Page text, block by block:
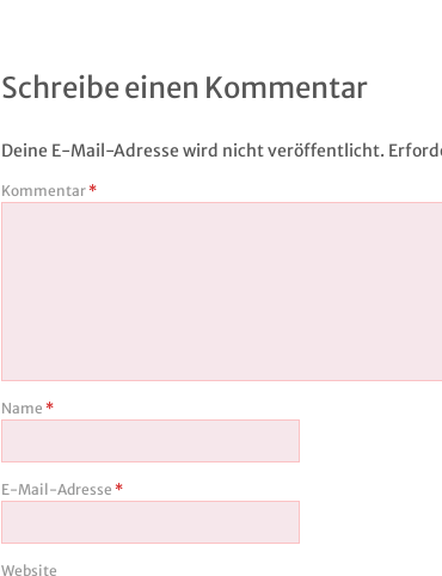
Schreibe einen Kommentar
Deine E-Mail-Adresse wird nicht veröffentlicht.
Kommentar *
Name *
E-Mail-Adresse *
Website